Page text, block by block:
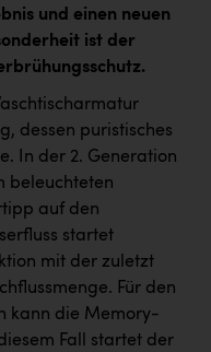
und einen neuen
ist der
dessen puristisches
In der 2. Generation
beleuchteten
auf den
startet
mit der zuletzt
Für den
kann die Memory-
Fall startet der